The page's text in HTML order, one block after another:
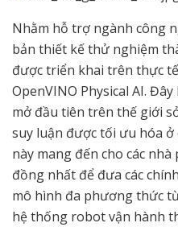
Nhằm hỗ trợ ngành công
bản thiết kế thử nghiệm
được triển khai trên thực
OpenVINO Physical AI.
mở đầu tiên trên thế giới
suy luận được tối ưu hóa ở
này mang đến cho các
đồng nhất để đưa các
mô hình đa phương thức
hệ thống robot vận hành